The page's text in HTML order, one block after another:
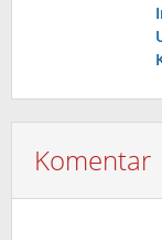
Komentar